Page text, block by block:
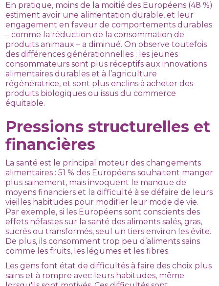
En pratique, moins de la moitié des Européens (48 %)
estiment avoir une alimentation durable, et leur
engagement en faveur de comportements durables
– comme la réduction de la consommation de
produits animaux – a diminué. On observe toutefois
des différences générationnelles : les jeunes
consommateurs sont plus réceptifs aux innovations
alimentaires durables et à l’agriculture
régénératrice, et sont plus enclins à acheter des
produits biologiques ou issus du commerce
équitable.
Pressions structurelles et
financières
La santé est le principal moteur des changements
alimentaires : 51 % des Européens souhaitent manger
plus sainement, mais invoquent le manque de
moyens financiers et la difficulté à se défaire de leurs
vieilles habitudes pour modifier leur mode de vie.
Par exemple, si les Européens sont conscients des
effets néfastes sur la santé des aliments salés, gras,
sucrés ou transformés, seul un tiers environ les évite.
De plus, ils consomment trop peu d’aliments sains
comme les fruits, les légumes et les fibres.
Les gens font état de difficultés à faire des choix plus
sains et à rompre avec leurs habitudes, même